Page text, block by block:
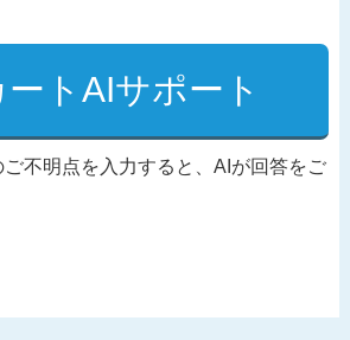
ートAIサポート
不明点を入力すると、AIが回答をご